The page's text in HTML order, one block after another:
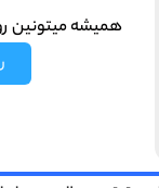
همیشه میتونین